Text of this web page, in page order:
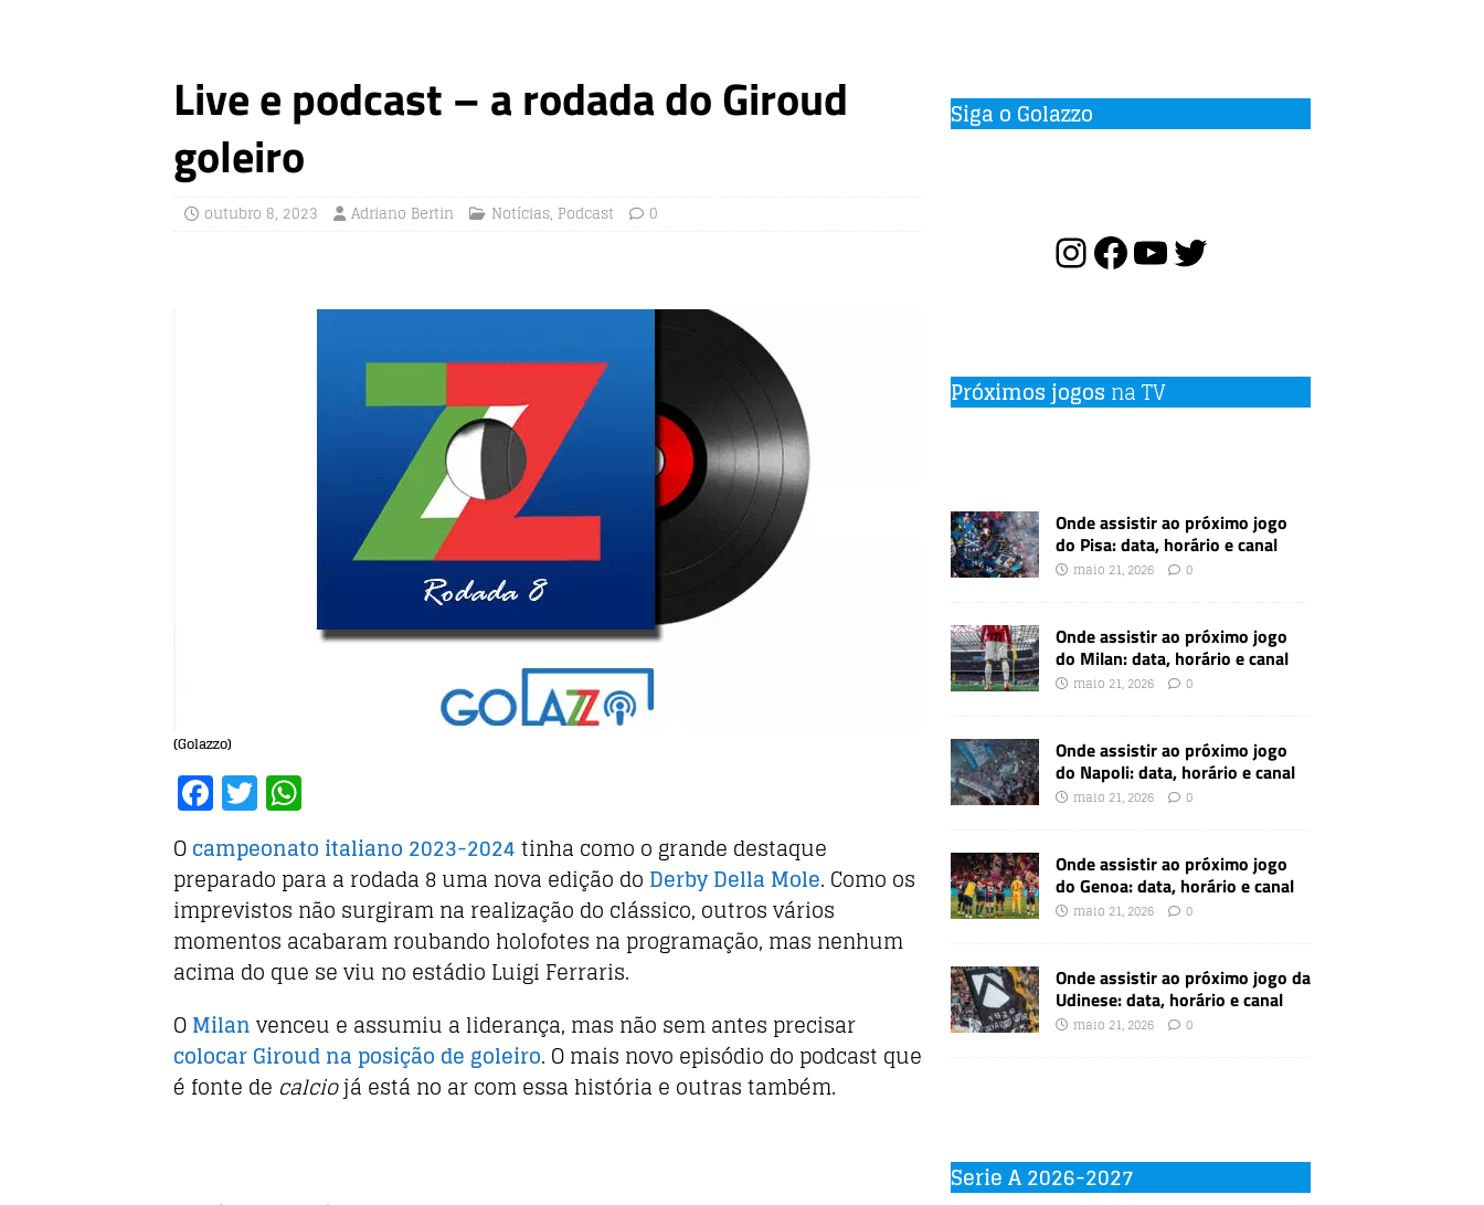
Live e podcast – a rodada do Giroud
goleiro
outubro 8, 2023 Adriano Bertin Notícias, Podcast 0
(Golazzo)
F
a
c
e
b
o
o
k
T
w
it
te
r
h
at
s
A
p
p
Ocampeonato italiano 2023-2024tinha como o grande destaque
preparado para a rodada 8 uma nova edição do Derby Della Mole. Como os
imprevistos não surgiram na realização do clássico, outros vários
momentos acabaram roubando holofotes na programação, mas nenhum
acima do que se viu no estádio Luigi Ferraris.
OMilanvenceu e assumiu a liderança, mas não sem antes precisar
colocar Giroud na posição de goleiro. O mais novo episódio do podcast que
é fonte de calciojá está no ar com essa história e outras também.
Siga o Golazzo
Próximos jogos na TV
Onde assistir ao próximo jogo
do Pisa: data, horário e canal
maio 21, 2026 0
Onde assistir ao próximo jogo
do Milan: data, horário e canal
maio 21, 2026 0
Onde assistir ao próximo jogo
do Napoli: data, horário e canal
maio 21, 2026 0
Onde assistir ao próximo jogo
do Genoa: data, horário e canal
maio 21, 2026 0
Onde assistir ao próximo jogo da
Udinese: data, horário e canal
maio 21, 2026 0
Serie A 2026-2027